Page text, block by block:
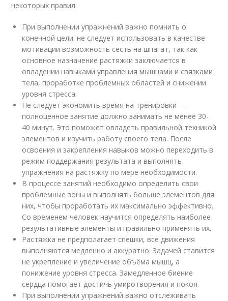
некоторых правил:
При выполнении упражнений важно помнить о
конечной цели: не следует использовать в качестве
мотивации возможность сесть на шпагат, так как
основное назначение растяжки заключается в
овладении навыками управления мышцами и связками
тела, проработке проблемных областей и снижении
уровня стресса.
Не следует экономить время на тренировки —
полноценное занятие должно занимать не менее 30-
40 минут. Это поможет овладеть правильной техникой
элементов и изучить работу своего тела. После
освоения и закрепления навыков можно переходить в
режим поддержания результата и выполнять
упражнения на растяжку по мере необходимости.
В процессе занятий необходимо определить свои
проблемные зоны и выполнять больше элементов для
них, чтобы проработать их максимально эффективно.
Со временем человек научится определять наиболее
результативные элементы и правильно применять их.
Растяжка не предполагает спешки, все движения
выполняются медленно и аккуратно. Задачей ставится
не укрепление и увеличение объёма мышц, а
понижение уровня стресса. Замедленное биение
сердца помогает достичь умиротворения и покоя.
При выполнении упражнений важно отслеживать